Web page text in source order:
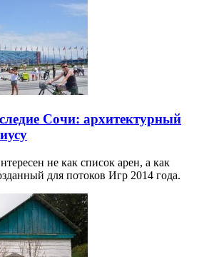
Сочи: архитектурный
не как список арен, а как
для потоков Игр 2014 года.